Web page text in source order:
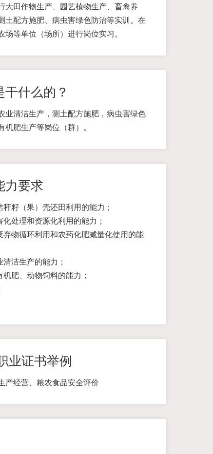
大田作物生产、园艺植物生产、畜禽养
土配方施肥、病虫害绿色防治等实训。在
等单位（场所）进行岗位实习。
什么的？
业清洁生产，测土配方施肥，病虫害绿色
肥生产等岗位（群）。
力要求
籽（果）壳还田利用的能力；
处理和资源化利用的能力；
物循环利用和农药化肥减量化使用的能
洁生产的能力；
肥、动物饲料的能力；
业证书举例
产经营、粮农食品安全评价